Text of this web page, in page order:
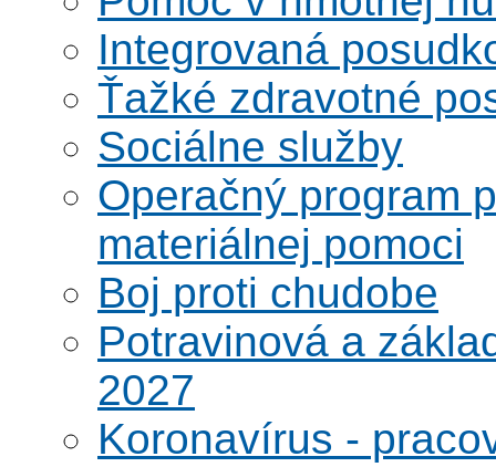
Integrovaná
Ťažké zdravotné
Sociálne služby
Operačný program
materiálnej pomoci
Boj proti chudobe
Potravinová a
2027
Koronavírus -